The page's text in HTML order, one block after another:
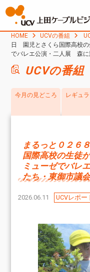
HOME UCVの番組
日 園児とさくら国際高校の
でバレエ公演・二人展 森に
UCVの番組
今月の見どころ レギュ
まるっと０２
国際高校の生徒
ミューゼでバレ
たち・東御市議
2026.06.11 UCVレポー